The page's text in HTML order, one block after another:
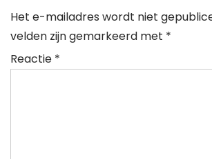
Het e-mailadres wordt niet
velden zijn gemarkeerd met *
Reactie *